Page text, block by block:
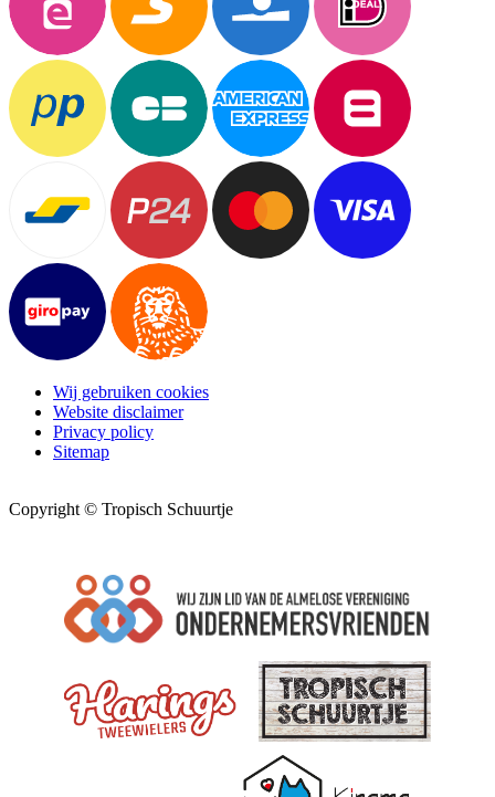
Wij gebruiken cookies
Website disclaimer
Privacy policy
Sitemap
Copyright © Tropisch Schuurtje